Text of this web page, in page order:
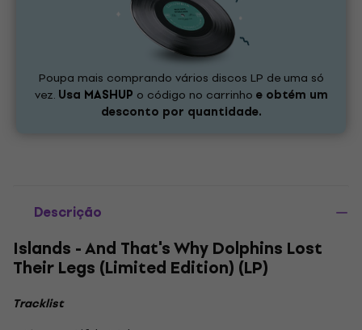
Poupa mais comprando vários discos LP de uma só
vez. Usa MASHUP o código no carrinho e obtém um
desconto por quantidade.
Descrição
Islands - And That's Why Dolphins Lost
Their Legs (Limited Edition) (LP)
Tracklist